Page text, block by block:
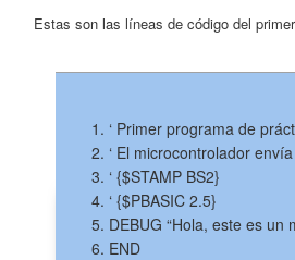
Estas son las líneas de código del
‘ Primer programa de
‘ El microcontrolador
‘ {$STAMP BS2}
‘ {$PBASIC 2.5}
DEBUG “Hola, este es un
END